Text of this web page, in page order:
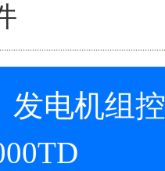
发电机组